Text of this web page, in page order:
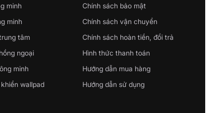
minh
minh
tâm
ngoại
minh
wallpad
Chính sách bảo mật
Chính sách vận chuyển
Chính sách hoàn tiền, đổi trả
Hình thức thanh toán
Hướng dẫn mua hàng
Hướng dẫn sử dụng